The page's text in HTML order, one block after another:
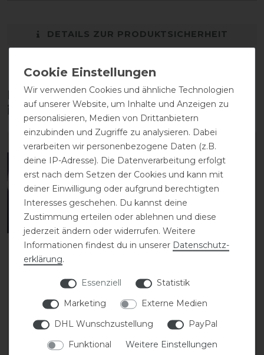
DETAILS ZUR PRODUKTSICHERHEIT
Diese Produkte könnten dich auch
interessieren
Dyon New English
Collection feste
59,99 € *
Collection
Ringmartingal
54,99 € *
Wir verwenden Cookies und ähnliche Technologien
auf unserer Website, um Inhalte und Anzeigen zu
personalisieren, Medien von Drittanbietern
einzubinden und Zugriffe zu analysieren. Dabei
verarbeiten wir personenbezogene Daten (z.B.
deine IP-Adresse). Die Datenverarbeitung erfolgt
erst nach dem Setzen der Cookies und kann mit
deiner Einwilligung oder aufgrund berechtigten
Interesses geschehen. Du kannst deine
Zustimmung erteilen oder ablehnen und diese
jederzeit ändern oder widerrufen. Weitere
Informationen findest du in unserer Daten­schutz­
erklärung.
Essenziell
Statistik
Marketing
Externe Medien
DHL Wunschzustellung
PayPal
Funktional
Weitere Einstellungen